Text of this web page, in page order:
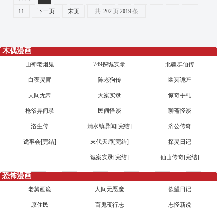
11
下一页 末页 共 202页2019条
木偶漫画
北疆群仙传
749探诡实录
山神老烟鬼
幽冥诡匠
陈老狗传
白夜灵官
惊奇手札
大案实录
人间无常
聊斋怪谈
民间怪谈
枪爷异闻录
济公传奇
清水镇异闻[完结]
洛生传
探灵日记
末代天师[完结]
诡事会[完结]
仙山传奇[完结]
诡案实录[完结]
恐怖漫画
欲望日记
人间无恶魔
老舅画诡
志怪新说
百鬼夜行志
原住民